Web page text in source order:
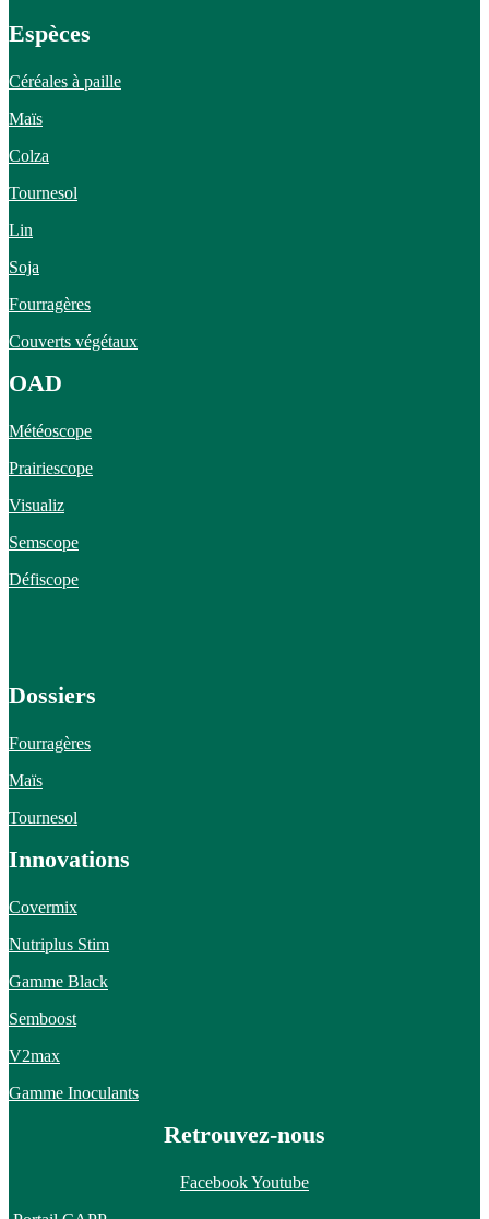
Espèces
Céréales à paille
Maïs
Colza
Tournesol
Lin
Soja
Fourragères
Couverts végétaux
OAD
Météoscope
Prairiescope
Visualiz
Semscope
Défiscope
Dossiers
Fourragères
Maïs
Tournesol
Innovations
Covermix
Nutriplus Stim
Gamme Black
Semboost
V2max
Gamme Inoculants
Retrouvez-nous
FacebookYoutube